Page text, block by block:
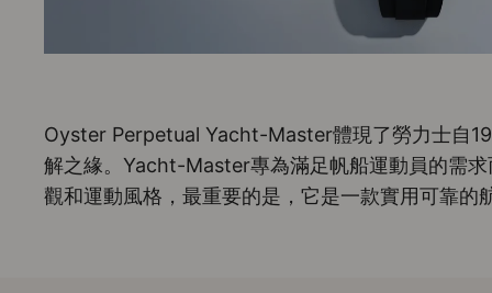
Oyster Perpetual Yacht-Master體現了勞力士自
解之緣。Yacht-Master專為滿足帆船運動員的需
觀和運動風格，最重要的是，它是一款實用可靠的